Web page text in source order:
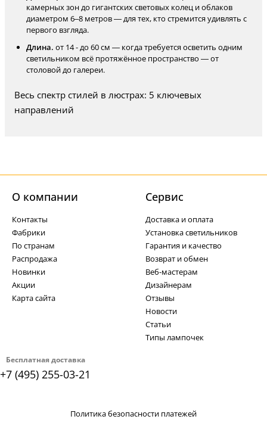
камерных зон до гигантских световых колец и облаков
диаметром 6–8 метров — для тех, кто стремится удивлять с
первого взгляда.
Длина. от 14 - до 60 см — когда требуется осветить одним
светильником всё протяжённое пространство — от
столовой до галереи.
Весь спектр стилей в люстрах: 5 ключевых
направлений
Бесплатная доставка
+7 (495) 255-03-21
О компании
Контакты
Фабрики
По странам
Распродажа
Новинки
Акции
Карта сайта
Cервис
Доставка и оплата
Установка светильников
Гарантия и качество
Возврат и обмен
Веб-мастерам
Дизайнерам
Отзывы
Новости
Статьи
Типы лампочек
Политика безопасности платежей